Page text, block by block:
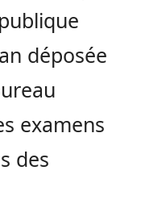
déposée
examens
des